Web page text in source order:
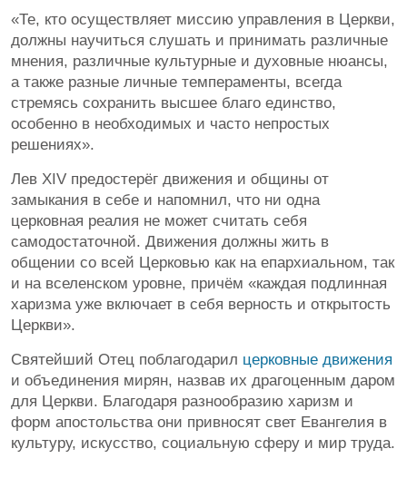
«Те, кто осуществляет миссию управления в Церкви,
должны научиться слушать и принимать различные
мнения, различные культурные и духовные нюансы,
а также разные личные темпераменты, всегда
стремясь сохранить высшее благо единство,
особенно в необходимых и часто непростых
решениях».
Лев XIV предостерёг движения и общины от
замыкания в себе и напомнил, что ни одна
церковная реалия не может считать себя
самодостаточной. Движения должны жить в
общении со всей Церковью как на епархиальном, так
и на вселенском уровне, причём «каждая подлинная
харизма уже включает в себя верность и открытость
Церкви».
Святейший Отец поблагодарил церковные движения
и объединения мирян, назвав их драгоценным даром
для Церкви. Благодаря разнообразию харизм и
форм апостольства они привносят свет Евангелия в
культуру, искусство, социальную сферу и мир труда.